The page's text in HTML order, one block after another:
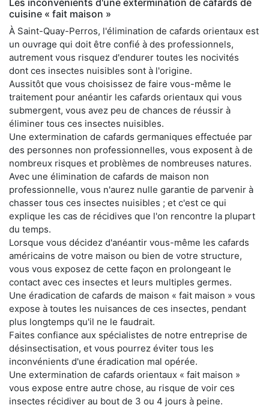
Les inconvénients d'une extermination de cafards de
cuisine « fait maison »
À Saint-Quay-Perros, l'élimination de cafards orientaux est
un ouvrage qui doit être confié à des professionnels,
autrement vous risquez d'endurer toutes les nocivités
dont ces insectes nuisibles sont à l'origine.
Aussitôt que vous choisissez de faire vous-même le
traitement pour anéantir les cafards orientaux qui vous
submergent, vous avez peu de chances de réussir à
éliminer tous ces insectes nuisibles.
Une extermination de cafards germaniques effectuée par
des personnes non professionnelles, vous exposent à de
nombreux risques et problèmes de nombreuses natures.
Avec une élimination de cafards de maison non
professionnelle, vous n'aurez nulle garantie de parvenir à
chasser tous ces insectes nuisibles ; et c'est ce qui
explique les cas de récidives que l'on rencontre la plupart
du temps.
Lorsque vous décidez d'anéantir vous-même les cafards
américains de votre maison ou bien de votre structure,
vous vous exposez de cette façon en prolongeant le
contact avec ces insectes et leurs multiples germes.
Une éradication de cafards de maison « fait maison » vous
expose à toutes les nuisances de ces insectes, pendant
plus longtemps qu'il ne le faudrait.
Faites confiance aux spécialistes de notre entreprise de
désinsectisation, et vous pourrez éviter tous les
inconvénients d'une éradication mal opérée.
Une extermination de cafards orientaux « fait maison »
vous expose entre autre chose, au risque de voir ces
insectes récidiver au bout de 3 ou 4 jours à peine.